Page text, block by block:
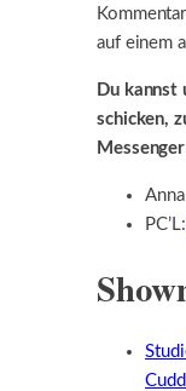
auf einem
Du kannst
schicken,
PC’L: